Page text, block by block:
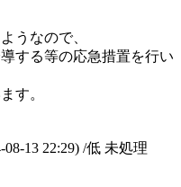
うなので、
する等の応急措置を行い
す。
08-13 22:29) /低 未処理